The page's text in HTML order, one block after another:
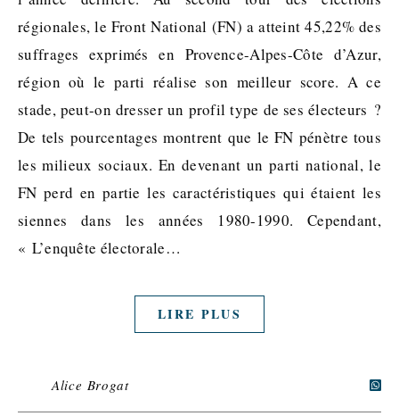
régionales, le Front National (FN) a atteint 45,22% des
suffrages exprimés en Provence-Alpes-Côte d’Azur,
région où le parti réalise son meilleur score. A ce
stade, peut-on dresser un profil type de ses électeurs ?
De tels pourcentages montrent que le FN pénètre tous
les milieux sociaux. En devenant un parti national, le
FN perd en partie les caractéristiques qui étaient les
siennes dans les années 1980-1990. Cependant,
« L’enquête électorale…
LIRE PLUS
Alice Brogat